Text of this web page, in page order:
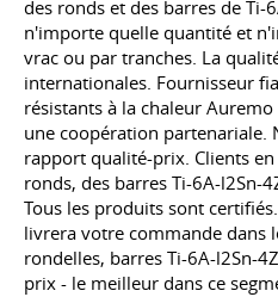
des ronds et des barres de Ti-
n'importe quelle quantité et
vrac ou par tranches. La
internationales. Fournisseur
résistants à la chaleur
une coopération partenariale.
rapport qualité-prix. Clients
ronds, des barres Ti-6A-l2Sn-
Tous les produits sont
livrera votre commande dans
rondelles, barres Ti-6A-l2Sn-
prix - le meilleur dans ce